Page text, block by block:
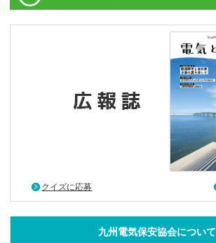
クイズに応募
九州電気保安協会について